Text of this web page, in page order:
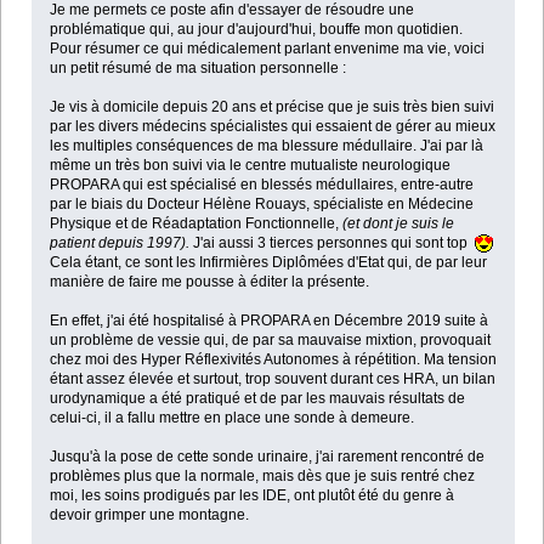
Je me permets ce poste afin d'essayer de résoudre une
problématique qui, au jour d'aujourd'hui, bouffe mon quotidien.
Pour résumer ce qui médicalement parlant envenime ma vie, voici
un petit résumé de ma situation personnelle :
Je vis à domicile depuis 20 ans et précise que je suis très bien suivi
par les divers médecins spécialistes qui essaient de gérer au mieux
les multiples conséquences de ma blessure médullaire. J'ai par là
même un très bon suivi via le centre mutualiste neurologique
PROPARA qui est spécialisé en blessés médullaires, entre-autre
par le biais du Docteur Hélène Rouays, spécialiste en Médecine
Physique et de Réadaptation Fonctionnelle, (et dont je suis le
patient depuis 1997). J'ai aussi 3 tierces personnes qui sont top
Cela étant, ce sont les Infirmières Diplômées d'Etat qui, de par leur
manière de faire me pousse à éditer la présente.
En effet, j'ai été hospitalisé à PROPARA en Décembre 2019 suite à
un problème de vessie qui, de par sa mauvaise mixtion, provoquait
chez moi des Hyper Réflexivités Autonomes à répétition. Ma tension
étant assez élevée et surtout, trop souvent durant ces HRA, un bilan
urodynamique a été pratiqué et de par les mauvais résultats de
celui-ci, il a fallu mettre en place une sonde à demeure.
Jusqu'à la pose de cette sonde urinaire, j'ai rarement rencontré de
problèmes plus que la normale, mais dès que je suis rentré chez
moi, les soins prodigués par les IDE, ont plutôt été du genre à
devoir grimper une montagne.